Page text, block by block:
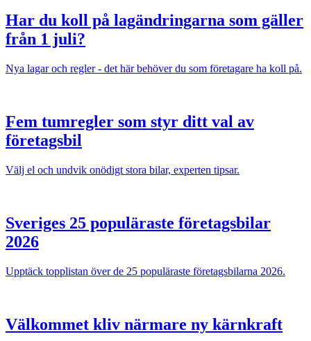
Har du koll på lagändringarna som gäller
från 1 juli?
Nya lagar och regler - det här behöver du som företagare ha koll på.
Fem tumregler som styr ditt val av
företagsbil
Välj el och undvik onödigt stora bilar, experten tipsar.
Sveriges 25 populäraste företagsbilar
2026
Upptäck topplistan över de 25 populäraste företagsbilarna 2026.
Välkommet kliv närmare ny kärnkraft